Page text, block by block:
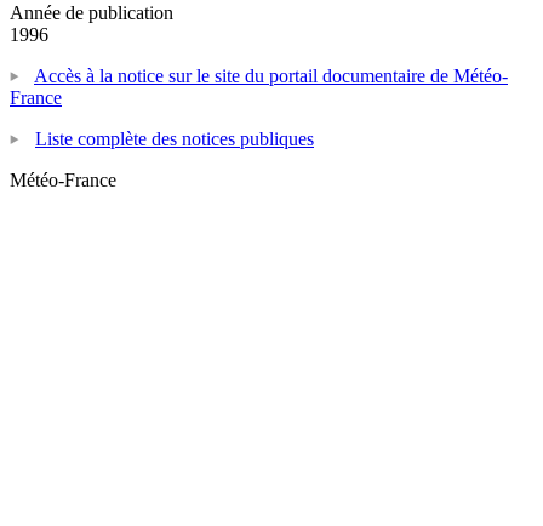
Année de publication
1996
Accès à la notice sur le site du portail documentaire de Météo-
France
Liste complète des notices publiques
Météo-France